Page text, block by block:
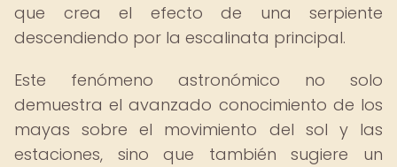
que crea el efecto de una serpiente
descendiendo por la escalinata principal.
Este fenómeno astronómico no solo
demuestra el avanzado conocimiento de los
mayas sobre el movimiento del sol y las
estaciones, sino que también sugiere un